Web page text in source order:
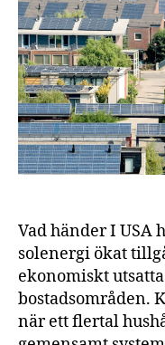
Vad händer I USA
solenergi ökat
ekonomiskt
bostadsområden.
när ett flertal